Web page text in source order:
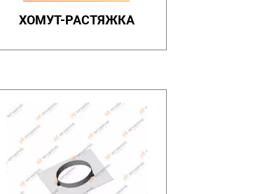
ХОМУТ-РАСТЯЖКА